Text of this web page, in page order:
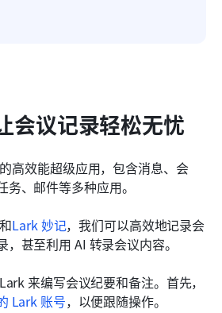
会议记录轻松无忧
高效能超级应用，包含消息、会
、邮件等多种应用。
和Lark 妙记，我们可以高效地记录会
甚至利用 AI 转录会议内容。
来编写会议纪要和备注。首先，
Lark 账号，以便跟随操作。